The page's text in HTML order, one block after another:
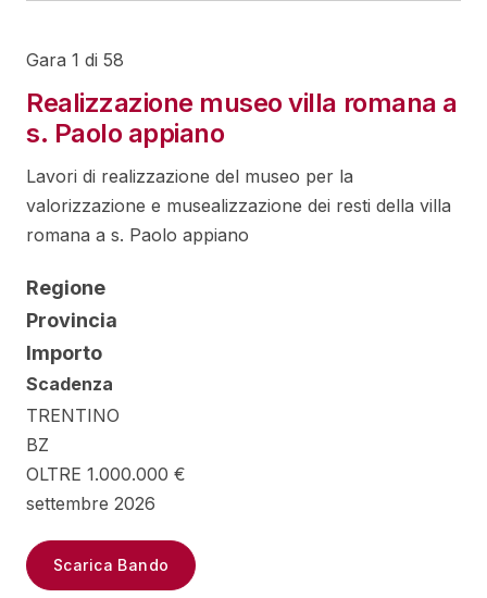
Gara 1 di 58
Realizzazione museo villa romana a
s. Paolo appiano
Lavori di realizzazione del museo per la
valorizzazione e musealizzazione dei resti della villa
romana a s. Paolo appiano
Regione
Provincia
Importo
Scadenza
TRENTINO
BZ
OLTRE 1.000.000 €
settembre 2026
Scarica Bando